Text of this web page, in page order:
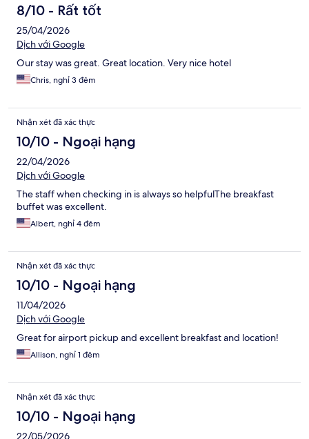
8/10 - Rất tốt
25/04/2026
Dịch với Google
Our stay was great. Great location. Very nice hotel
Chris, nghỉ 3 đêm
Nhận xét đã xác thực
10/10 - Ngoại hạng
22/04/2026
Dịch với Google
The staff when checking in is always so helpfulThe breakfast
buffet was excellent.
Albert, nghỉ 4 đêm
Nhận xét đã xác thực
10/10 - Ngoại hạng
11/04/2026
Dịch với Google
Great for airport pickup and excellent breakfast and location!
Allison, nghỉ 1 đêm
Nhận xét đã xác thực
10/10 - Ngoại hạng
22/05/2026